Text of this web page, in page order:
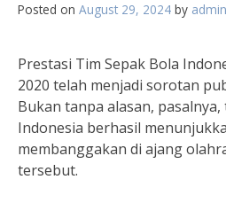
Posted on August 29, 2024 by
Prestasi Tim Sepak Bola
2020 telah menjadi sorotan
Bukan tanpa alasan,
Indonesia berhasil
membanggakan di ajang
tersebut.